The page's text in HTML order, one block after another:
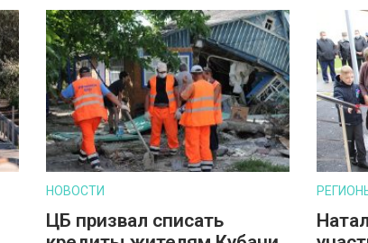
НОВОСТИ
ЦБ призвал списать